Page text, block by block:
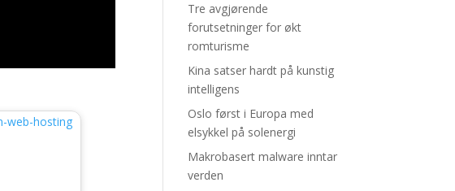
Tre avgjørende
forutsetninger for økt
romturisme
Kina satser hardt på kunstig
intelligens
Oslo først i Europa med
elsykkel på solenergi
Makrobasert malware inntar
verden